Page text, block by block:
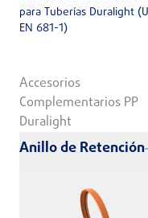
para Tuberías Duralight
EN 681-1)
Accesorios
Complementarios PP
Duralight
Anillo de Retención